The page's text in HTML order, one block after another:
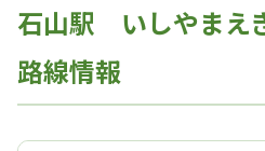
石山駅 いしやま
路線情報